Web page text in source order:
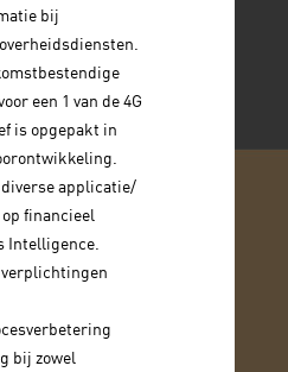
bij
een 1 van de 4G
is opgepakt in
applicatie/
financieel
Intelligence.
bij zowel